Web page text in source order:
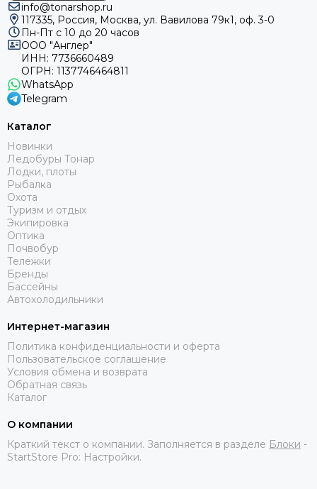
info@tonarshop.ru
117335, Россия, Москва, ул. Вавилова 79к1, оф. 3-0
Пн-Пт с 10 до 20 часов
ООО "Англер"
ИНН: 7736660489
ОГРН: 1137746464811
WhatsApp
Telegram
Каталог
Новинки
Ледобуры Тонар
Лодки, плоты
Рыбалка
Охота
Туризм и отдых
Экипировка
Оптика
Почвобур
Тележки
Бренды
Бассейны
Автохолодильники
Интернет-магазин
Политика конфиденциальности и оферта
Пользовательское соглашение
Условия обмена и возврата
Обратная связь
Каталог
О компании
Краткий текст о компании. Заполняется в разделе Блоки -
StartStore Pro: Настройки.